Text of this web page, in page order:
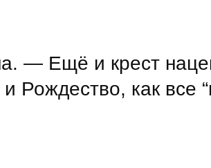
— Ещё и крест
Рождество, как все